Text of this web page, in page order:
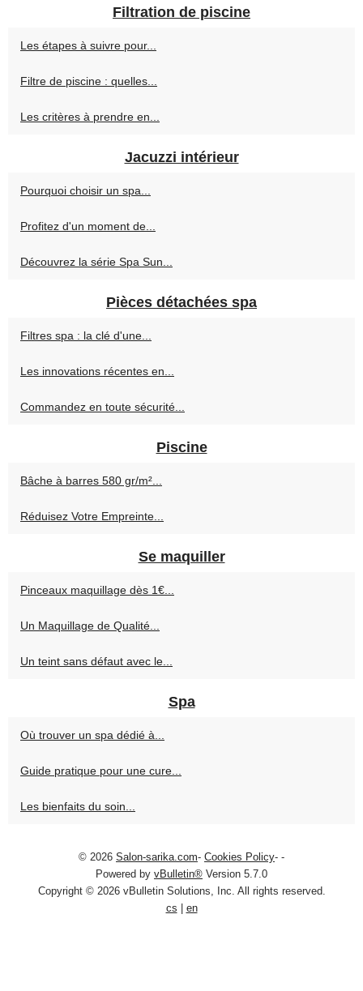
Filtration de piscine
Les étapes à suivre pour...
Filtre de piscine : quelles...
Les critères à prendre en...
Jacuzzi intérieur
Pourquoi choisir un spa...
Profitez d'un moment de...
Découvrez la série Spa Sun...
Pièces détachées spa
Filtres spa : la clé d'une...
Les innovations récentes en...
Commandez en toute sécurité...
Piscine
Bâche à barres 580 gr/m²...
Réduisez Votre Empreinte...
Se maquiller
Pinceaux maquillage dès 1€...
Un Maquillage de Qualité...
Un teint sans défaut avec le...
Spa
Où trouver un spa dédié à...
Guide pratique pour une cure...
Les bienfaits du soin...
© 2026 Salon-sarika.com- Cookies Policy- -
Powered by vBulletin® Version 5.7.0
Copyright © 2026 vBulletin Solutions, Inc. All rights reserved.
cs
en